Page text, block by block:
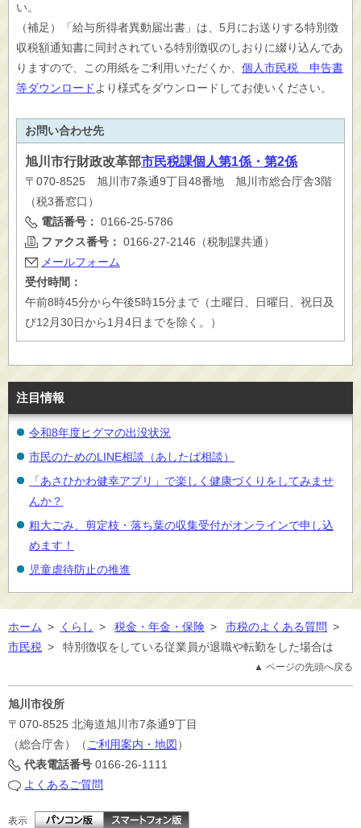
い。
（補足）「給与所得者異動届出書」は、5月にお送りする特別徴
収税額通知書に同封されている特別徴収のしおりに綴り込んであ
りますので、この用紙をご利用いただくか、 個人市民税 申告書
等ダウンロード より様式をダウンロードしてお使いください。
お問い合わせ先
旭川市行財政改革部市民税課個人第1係・第2係
〒070-8525 旭川市7条通9丁目48番地 旭川市総合庁舎3階
（税3番窓口）
電話番号： 0166-25-5786
ファクス番号： 0166-27-2146（税制課共通）
メールフォーム
受付時間：
午前8時45分から午後5時15分まで（土曜日、日曜日、祝日及
び12月30日から1月4日までを除く。）
注目情報
令和8年度ヒグマの出没状況
市民のためのLINE相談（あしたば相談）
「あさひかわ健幸アプリ」で楽しく健康づくりをしてみませ
んか？
粗大ごみ、剪定枝・落ち葉の収集受付がオンラインで申し込
めます！
児童虐待防止の推進
ホーム > くらし > 税金・年金・保険 > 市税のよくある質問 >
市民税 > 特別徴収をしている従業員が退職や転勤をした場合は
▲ ページの先頭へ戻る
旭川市役所
〒070-8525 北海道旭川市7条通9丁目
（総合庁舎）（ ご利用案内・地図 ）
代表電話番号 0166-26-1111
よくあるご質問
表示